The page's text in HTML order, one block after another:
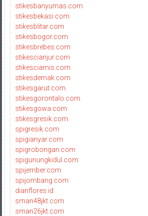
stikesbanyumas.com
stikesbekasi.com
stikesblitar.com
stikesbogor.com
stikesbrebes.com
stikescianjur.com
stikesciamis.com
stikesdemak.com
stikesgarut.com
stikesgorontalo.com
stikesgowa.com
stikesgresik.com
spigresik.com
spigianyar.com
spigrobongan.com
spigunungkidul.com
spijember.com
spijombang.com
dianflores.id
sman48jkt.com
sman26jkt.com